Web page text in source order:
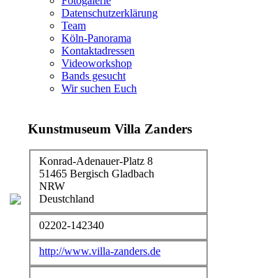
Datenschutzerklärung
Team
Köln-Panorama
Kontaktadressen
Videoworkshop
Bands gesucht
Wir suchen Euch
Kunstmuseum Villa Zanders
Konrad-Adenauer-Platz 8
51465 Bergisch Gladbach
NRW
Deustchland
02202-142340
http://www.villa-zanders.de